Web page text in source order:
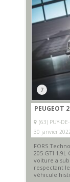
7
PEUGEOT
(63) PUY-
30 janvier
FORS
205 GTI
voiture a
respectant
véhicule